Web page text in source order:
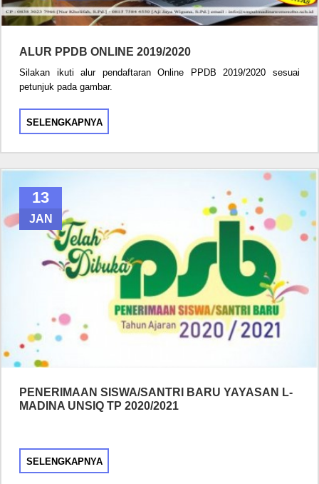
ALUR PPDB ONLINE 2019/2020
Silakan ikuti alur pendaftaran Online PPDB 2019/2020 sesuai
petunjuk pada gambar.
SELENGKAPNYA
13
JAN
PENERIMAAN SISWA/SANTRI BARU YAYASAN L-
MADINA UNSIQ TP 2020/2021
SELENGKAPNYA